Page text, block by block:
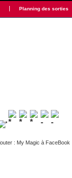
Planning des sorties